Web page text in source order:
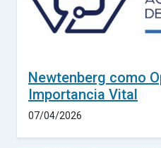
Newtenberg como
Importancia Vital
07/04/2026